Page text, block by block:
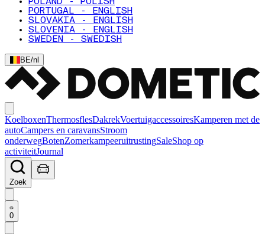
PORTUGAL - ENGLISH
SLOVAKIA - ENGLISH
SLOVENIA - ENGLISH
SWEDEN - SWEDISH
BE/nl
KoelboxenThermosflesDakrekVoertuigaccessoiresKamperen met de
autoCampers en caravansStroom
onderwegBotenZomerkampeeruitrustingSaleShop op
activiteitJournal
Zoek
0